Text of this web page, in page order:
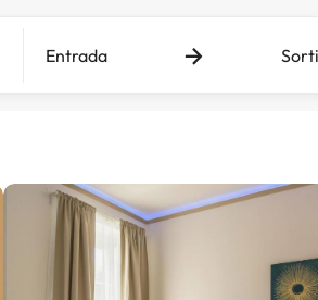
Entrada